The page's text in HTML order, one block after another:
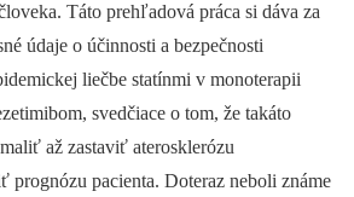
Táto prehľadová práca si dáva za
údaje o účinnosti a bezpečnosti
liečbe statínmi v monoterapii
svedčiace o tom, že takáto
až zastaviť aterosklerózu
prognózu pacienta. Doteraz neboli známe